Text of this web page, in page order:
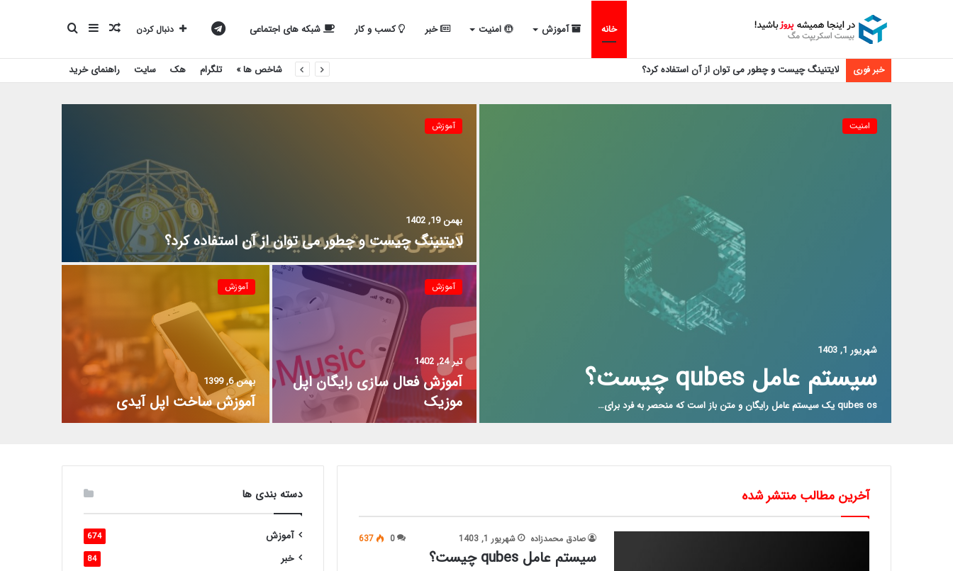
خانه آموزش امنیت خبر کسب و کار شبکه های اجتماعی کانال
تلگرام
اسکریپت
جستجو
برای
سایدبارنوشته
تصادفی
دنبال کردن
خبر فوری لایتنینگ چیست و چطور می توان از آن استفاده کرد؟ شاخص ها » تلگرام هک سایت راهنمای خرید
امنیت
شهریور 1, 1403
سیستم عامل qubes چیست؟
qubes os یک سیستم عامل رایگان و متن باز است که منحصر به فرد برای…
آموزش
بهمن 19, 1402
لایتنینگ چیست و چطور می توان از آن استفاده کرد؟
آموزش
تیر 24, 1402
آموزش فعال سازی رایگان اپل
موزیک
آموزش
بهمن 6, 1399
آموزش ساخت اپل آیدی
آخرین مطالب منتشر شده
صادق محمدزاده شهریور 1, 1403 0
637
سیستم عامل qubes چیست؟
دسته بندی ها
آموزش 674
خبر 84